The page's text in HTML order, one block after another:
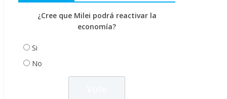
¿Cree que Milei podrá reactivar la
economía?
Si
No